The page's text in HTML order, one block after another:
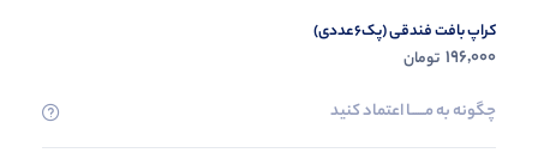
کراپ بافت فندقی (پک6عددی)
196,000 تومان
چگونه به مــــــا اعتماد کنید